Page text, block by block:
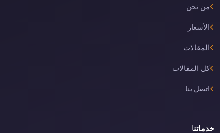
من نحن
الأسعار
المقالات
كل المقالات
اتصل بنا
خدماتنا